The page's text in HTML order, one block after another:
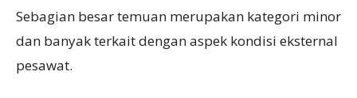
Sebagian besar temuan merupakan kategori minor
dan banyak terkait dengan aspek kondisi eksternal
pesawat.